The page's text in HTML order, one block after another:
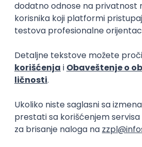
10 min